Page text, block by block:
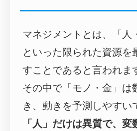
マネジメントとは、「人
といった限られた資源を
すことであると言われま
その中で「モノ・金」は
き、動きを予測しやすい
「人」だけは異質で、変